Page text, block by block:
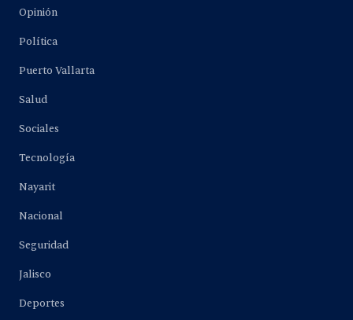
Opinión
Política
Puerto Vallarta
Salud
Sociales
Tecnología
Nayarit
Nacional
Seguridad
Jalisco
Deportes